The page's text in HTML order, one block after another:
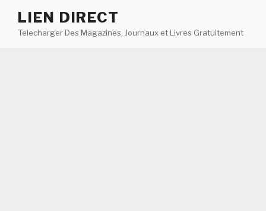
contenu
LIEN DIRECT
Telecharger Des Magazines, Journaux et Livres Gratuitement